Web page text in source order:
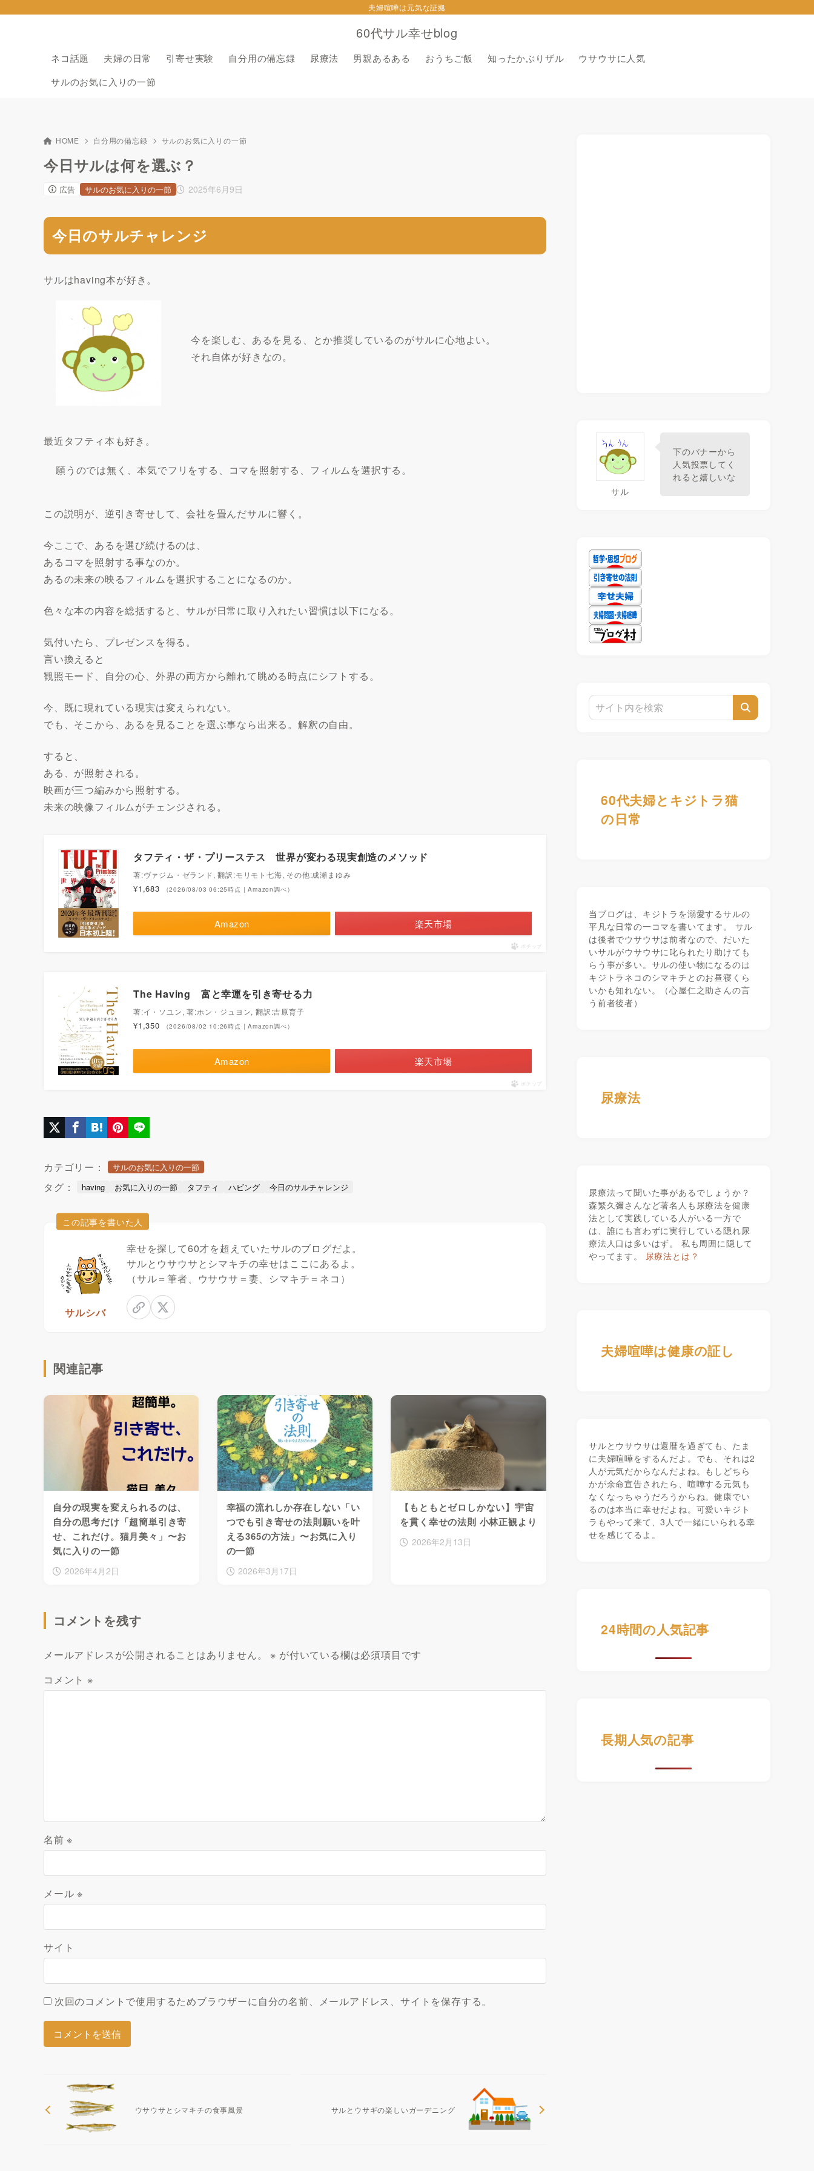
60代サル幸せblog
夫婦喧嘩は元気な証拠
ネコ話題 夫婦の日常 引寄せ実験 自分用の備忘録 尿療法 男親あるある おうちご飯 知ったかぶりザル
ウサウサに人気
サルのお気に入りの一節
HOME 自分用の備忘録 サルのお気に入りの一節
今日サルは何を選ぶ？
広告 2025年6月9日
サルのお気に入りの一節
今日のサルチャレンジ
サルはhaving本が好き。
今を楽しむ、あるを見る、とか推奨しているのがサルに心地よい。
それ自体が好きなの。
最近タフティ本も好き。
願うのでは無く、本気でフリをする、コマを照射する、フィルムを選択する。
この説明が、逆引き寄せして、会社を畳んだサルに響く。
今ここで、あるを選び続けるのは、
あるコマを照射する事なのか。
あるの未来の映るフィルムを選択することになるのか。
色々な本の内容を総括すると、サルが日常に取り入れたい習慣は以下になる。
気付いたら、プレゼンスを得る。
言い換えると
観照モード、自分の心、外界の両方から離れて眺める時点にシフトする。
今、既に現れている現実は変えられない。
でも、そこから、あるを見ることを選ぶ事なら出来る。解釈の自由。
すると、
ある、が照射される。
映画が三つ編みから照射する。
未来の映像フィルムがチェンジされる。
タフティ・ザ・プリーステス 世界が変わる現実創造のメソッド
著:ヴァジム・ゼランド, 翻訳:モリモト七海, その他:成瀬まゆみ
¥1,683 （2026/08/03 06:25時点 | Amazon調べ）
Amazon 楽天市場
ポチップ
The Having 富と幸運を引き寄せる力
著:イ・ソユン, 著:ホン・ジュヨン, 翻訳:吉原育子
¥1,350 （2026/08/02 10:26時点 | Amazon調べ）
Amazon 楽天市場
ポチップ
カテゴリー： サルのお気に入りの一節
タグ： having お気に入りの一節 タフティ ハビング 今日のサルチャレンジ
この記事を書いた人
サルシバ
幸せを探して60才を超えていたサルのブログだよ。
サルとウサウサとシマキチの幸せはここにあるよ。
（サル＝筆者、ウサウサ＝妻、シマキチ＝ネコ）
関連記事
自分の現実を変えられるのは、
自分の思考だけ「超簡単引き寄
せ、これだけ。猫月美々」〜お
気に入りの一節
2026年4月2日
幸福の流れしか存在しない「い
つでも引き寄せの法則願いを叶
える365の方法」〜お気に入り
の一節
2026年3月17日
【もともとゼロしかない】宇宙
を貫く幸せの法則 小林正観より
2026年2月13日
コメントを残す
メールアドレスが公開されることはありません。 ※ が付いている欄は必須項目です
コメント ※
名前※
メール※
サイト
次回のコメントで使用するためブラウザーに自分の名前、メールアドレス、サイトを保存する。
ウサウサとシマキチの食事風景 サルとウサギの楽しいガーデニング
サル
下のバナーから
人気投票してく
れると嬉しいな
60代夫婦とキジトラ猫
の日常
当ブログは、キジトラを溺愛するサルの
平凡な日常の一コマを書いてます。 サル
は後者でウサウサは前者なので、だいた
いサルがウサウサに叱られたり助けても
らう事が多い。サルの使い物になるのは
キジトラネコのシマキチとのお昼寝くら
いかも知れない。（心屋仁之助さんの言
う前者後者）
尿療法
尿療法って聞いた事があるでしょうか？
森繁久彌さんなど著名人も尿療法を健康
法として実践している人がいる一方で
は、誰にも言わずに実行している隠れ尿
療法人口は多いはず。 私も周囲に隠して
やってます。
尿療法とは？
夫婦喧嘩は健康の証し
サルとウサウサは還暦を過ぎても、たま
に夫婦喧嘩をするんだよ。でも、それは2
人が元気だからなんだよね。もしどちら
かが余命宣告されたら、喧嘩する元気も
なくなっちゃうだろうからね。健康でい
るのは本当に幸せだよね。可愛いキジト
ラもやって来て、3人で一緒にいられる幸
せを感じてるよ。
24時間の人気記事
長期人気の記事